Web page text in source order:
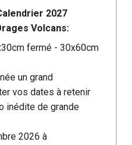
2027
Volcans:
fermé - 30x60cm
un grand
vos dates à retenir
inédite de grande
2026 à